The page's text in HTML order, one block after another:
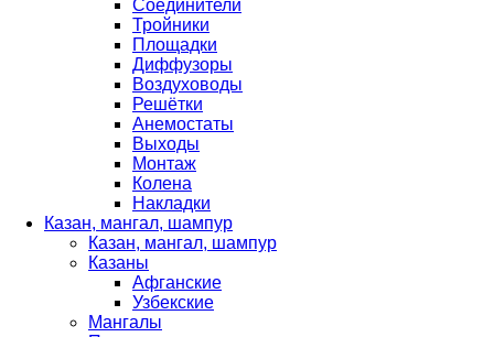
Соединители
Тройники
Площадки
Диффузоры
Воздуховоды
Решётки
Анемостаты
Выходы
Монтаж
Колена
Накладки
Казан, мангал, шампур
Казан, мангал, шампур
Казаны
Афганские
Узбекские
Мангалы